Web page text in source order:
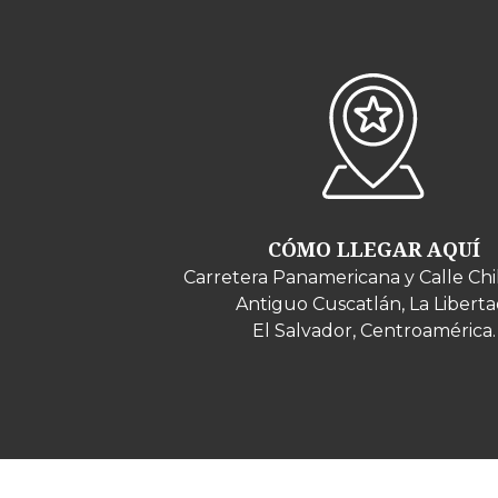
CÓMO LLEGAR AQUÍ
Carretera Panamericana y Calle
Antiguo Cuscatlán, La
El Salvador, Centroamérica.